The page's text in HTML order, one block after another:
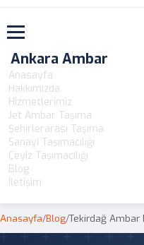
Toggle navigation
Ankara Ambar
Anasayfa
Hakkımızda
Hizmetlerimiz
Jet Ambar Taşıma
Şehirlerarası Taşıma
Sanayi Taşımacılığı
Çeyiz Taşımacılığı
Blog
İletişim
Anasayfa/Blog/Tekirdağ Ambar